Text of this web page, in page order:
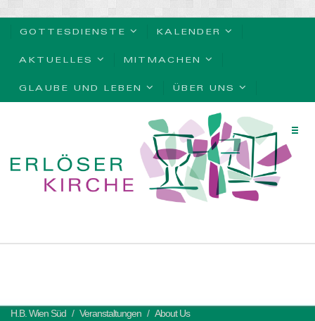
GOTTESDIENSTE KALENDER
AKTUELLES MITMACHEN
GLAUBE UND LEBEN ÜBER UNS
H.B. Wien Süd Veranstaltungen
About Us